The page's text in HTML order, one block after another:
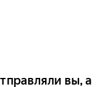
вы, а